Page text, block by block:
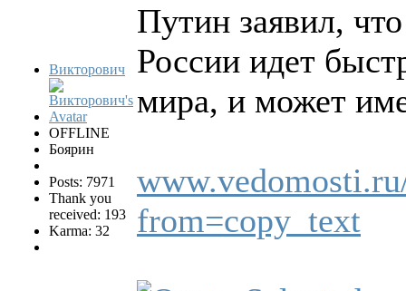
Викторович
OFFLINE
Боярин
Posts: 7971
Thank you
received: 193
Karma: 32
Путин заявил,
России идет
мира, и может
from=copy_text